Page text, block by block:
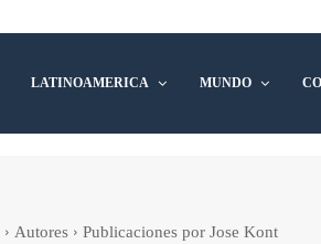
LATINOAMERICA MUNDO
Autores Publicaciones por Jose Kont